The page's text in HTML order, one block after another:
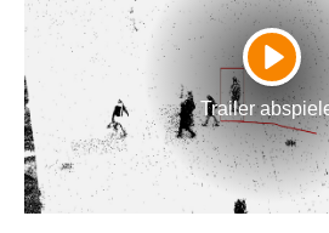
Filmpakete
Gutscheine
& Filmpässe
Account
Suche
PLAY
Trailer